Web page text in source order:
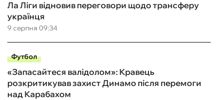
9 серпня 09:34
Ла Ліги відновив переговори щодо трансферу
українця
Футбол
«Запасайтеся валідолом»: Кравець
розкритикував захист Динамо після перемоги
над Карабахом